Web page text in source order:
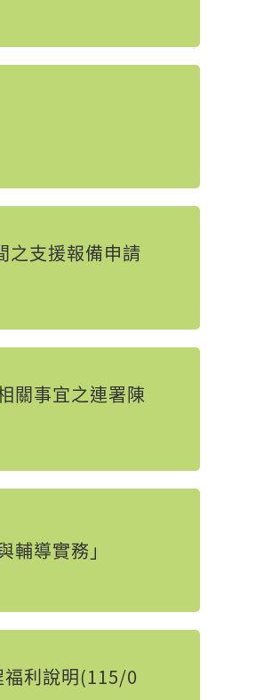
之支援報備申請
關事宜之連署陳
導實務」
福利說明(115/0